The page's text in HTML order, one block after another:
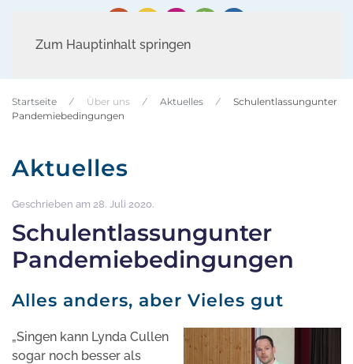
Zum Hauptinhalt springen
Startseite Über uns Aktuelles
Schulentlassungunter
Pandemiebedingungen
Aktuelles
Geschrieben am 28. Juli 2020.
Schulentlassungunter
Pandemiebedingungen
Alles anders, aber Vieles gut
„Singen kann Lynda Cullen
sogar noch besser als